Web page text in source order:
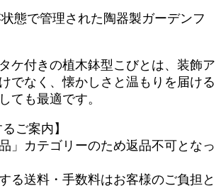
態で管理された陶器製ガーデンフ
ケ付きの植木鉢型こびとは、装飾ア
でなく、懐かしさと温もりを届ける
ても最適です。
ご案内】
」カテゴリーのため返品不可となっ
る送料・手数料はお客様のご負担と